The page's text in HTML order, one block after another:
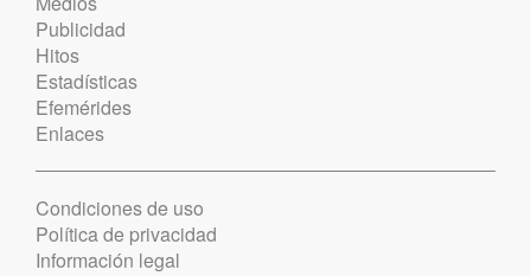
Publicidad
Hitos
Estadísticas
Efemérides
Enlaces
Condiciones de uso
Política de privacidad
Información legal